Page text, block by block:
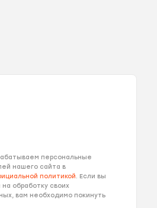
персональные
нашего сайта в
политикой . Если вы
обработку своих
вам необходимо покинуть